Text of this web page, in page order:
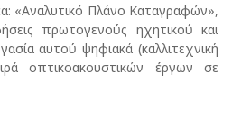
«Αναλυτικό Πλάνο Καταγραφών»,
πρωτογενούς ηχητικού και
αυτού ψηφιακά (καλλιτεχνική
οπτικοακουστικών έργων σε